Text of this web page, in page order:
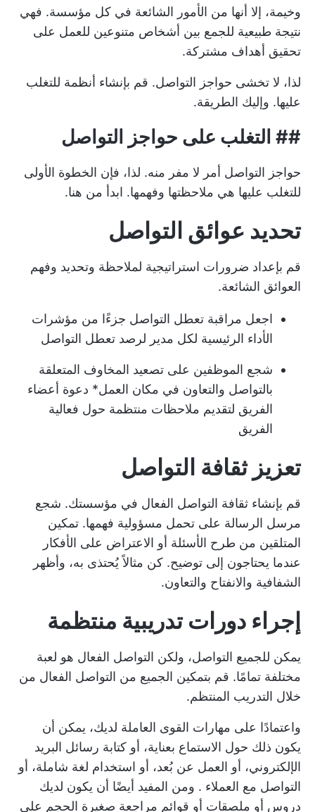
وخيمة، إلا أنها من الأمور الشائعة في كل مؤسسة. فهي
نتيجة طبيعية للجمع بين أشخاص متنوعين للعمل على
تحقيق أهداف مشتركة.
لذا، لا تخشى حواجز التواصل. قم بإنشاء أنظمة للتغلب
عليها. وإليك الطريقة.
## التغلب على حواجز التواصل
حواجز التواصل أمر لا مفر منه. لذا، فإن الخطوة الأولى
للتغلب عليها هي ملاحظتها وفهمها. ابدأ من هنا.
تحديد عوائق التواصل
قم بإعداد ضرورات استراتيجية لملاحظة وتحديد وفهم
العوائق الشائعة.
اجعل مراقبة تعطل التواصل جزءًا من مؤشرات
الأداء الرئيسية لكل مدير لرصد تعطل التواصل
شجع الموظفين على تصعيد المخاوف المتعلقة
بالتواصل والتعاون في مكان العمل* دعوة أعضاء
الفريق لتقديم ملاحظات منتظمة حول فعالية
الفريق
تعزيز ثقافة التواصل
قم بإنشاء ثقافة التواصل الفعال في مؤسستك. شجع
مرسل الرسالة على تحمل مسؤولية فهمها. تمكين
المتلقين من طرح الأسئلة أو الاعتراض على الأفكار
عندما يحتاجون إلى توضيح. كن مثالاً يُحتذى به، وأظهر
الشفافية والانفتاح والتعاون.
إجراء دورات تدريبية منتظمة
يمكن للجميع التواصل، ولكن التواصل الفعال هو لعبة
مختلفة تمامًا. قم بتمكين الجميع من التواصل الفعال من
خلال التدريب المنتظم.
واعتمادًا على مهارات القوى العاملة لديك، يمكن أن
يكون ذلك حول الاستماع بعناية، أو كتابة رسائل البريد
الإلكتروني، أو العمل عن بُعد، أو استخدام لغة شاملة، أو
التواصل مع العملاء . ومن المفيد أيضًا أن يكون لديك
دروس أو ملصقات أو قوائم مراجعة صغيرة الحجم على